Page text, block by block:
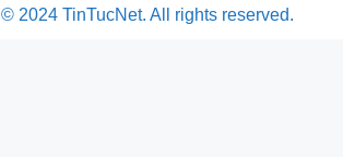
© 2024 TinTucNet. All rights reserved.